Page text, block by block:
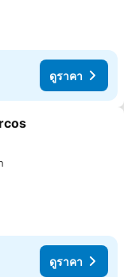
ดูราคา
รโปรด
ดูราคา